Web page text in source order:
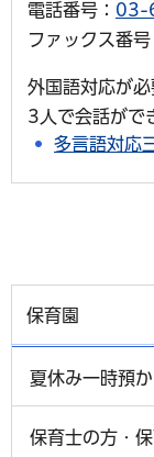
電話番号： 03-
ファックス番
外国語対応が
3人で会話がで
多言語対応
保育園
夏休み一時預
保育士の方・